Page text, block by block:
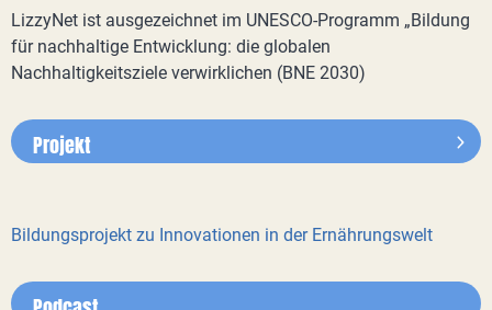
LizzyNet ist ausgezeichnet im UNESCO-Programm „Bildung
für nachhaltige Entwicklung: die globalen
Nachhaltigkeitsziele verwirklichen (BNE 2030)
Projekt
Bildungsprojekt zu Innovationen in der Ernährungswelt